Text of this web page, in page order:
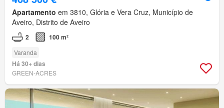
Apartamento em 3810, Glória e Vera Cruz, Município de
Aveiro, Distrito de Aveiro
2 100 m²
Varanda
Há 30+ dias
GREEN-ACRES